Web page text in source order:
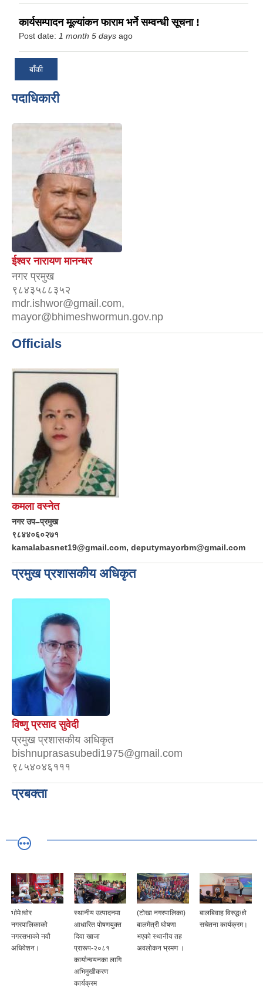
कार्यसम्पादन मूल्यांकन फाराम भर्ने सम्वन्धी सूचना !
Post date: 1 month 5 days ago
बाँकी
पदाधिकारी
ईश्वर नारायण मानन्धर
नगर प्रमुख
९८४३५८८३५२
mdr.ishwor@gmail.com,
mayor@bhimeshwormun.gov.np
Officials
कमला वस्नेत
नगर उप–प्रमुख
९८४४०६०२७१
kamalabasnet19@gmail.com, deputymayorbm@gmail.com
प्रमुख प्रशासकीय अधिकृत
विष्णु प्रसाद सुवेदी
प्रमुख प्रशासकीय अधिकृत
bishnuprasasubedi1975@gmail.com
९८५४०४६१११
प्रबक्ता
स्थानीय उत्पादनमा
आधारित पोषणयुक्त
दिवा खाजा
प्रारूप-२०८१
(टोखा नगरपालिका)
बालमैत्री घोषणा
भएको स्थानीय तह
अवलोकन भ्रमण ।
बालबिवाह विरुद्धको
सचेतना कार्यक्रम।
नेतृत्व विकास तालिम
(४ दिने)।